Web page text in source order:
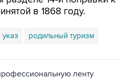
в 1868 году.
указ родильный туризм
ленту